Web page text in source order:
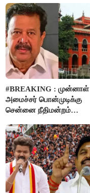
#BREAKING : முன்னாள்
அமைச்சர் பொன்முடிக்கு
சென்னை நீதிமன்றம்